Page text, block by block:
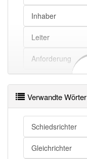
Inhaber
Leiter
Anforderung
Verwandte Wörter
Schiedsrichter
Gleichrichter